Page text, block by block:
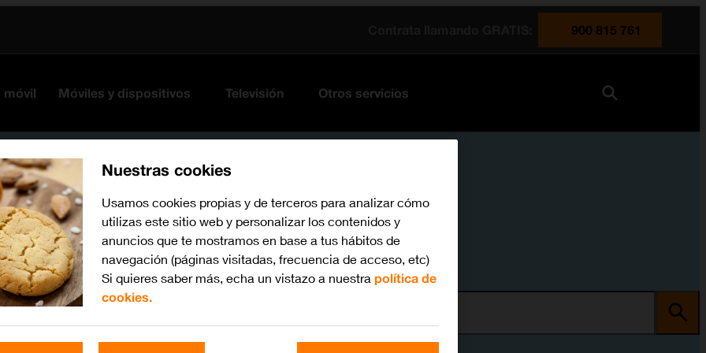
900 815 761
móvil Móviles y dispositivos Televisión Otros servicios
Nuestras cookies
Usamos cookies propias y de terceros para analizar cómo
utilizas este sitio web y personalizar los contenidos y
anuncios que te mostramos en base a tus hábitos de
navegación (páginas visitadas, frecuencia de acceso, etc)
Si quieres saber más, echa un vistazo a nuestra política de
cookies.